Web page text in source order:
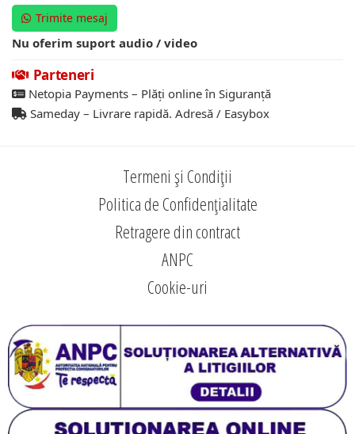
Trimite mesaj
Nu oferim suport audio / video
Parteneri
Netopia Payments – Plăți online în Siguranță
Sameday – Livrare rapidă. Adresă / Easybox
Termeni și Condiții
Politica de Confidențialitate
Retragere din contract
ANPC
Cookie-uri